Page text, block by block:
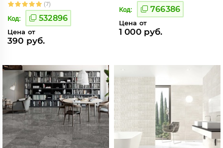
(7)
Код: 532896
Цена от
390 руб.
Код: 766386
Цена от
1 000 руб.